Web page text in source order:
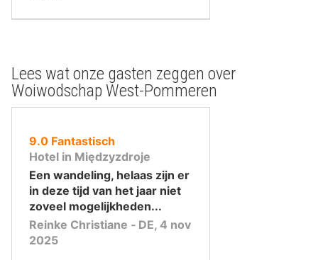
Lees wat onze gasten zeggen over
Woiwodschap West-Pommeren
9.0uit
10
,
Fantastisch
Hotel in Międzyzdroje
Een wandeling, helaas zijn er
in deze tijd van het jaar niet
zoveel mogelijkheden...
Reinke Christiane ‐ DE, 4 nov
2025